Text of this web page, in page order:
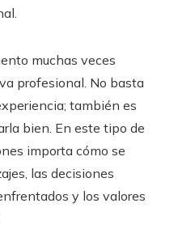
muchas veces
profesional. No basta
también es
bien. En este tipo de
importa cómo se
las decisiones
y los valores